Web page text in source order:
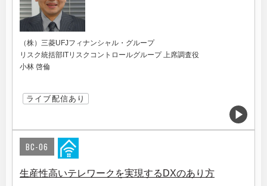
（株）三菱UFJフィナンシャル・グループ
リスク統括部ITリスクコントロールグループ 上席調査役
小林 啓倫
ライブ配信あり
BC-06
生産性高いテレワークを実現するDXのあり方